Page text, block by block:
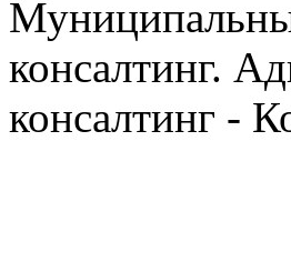
консалтинг.
консалтинг -